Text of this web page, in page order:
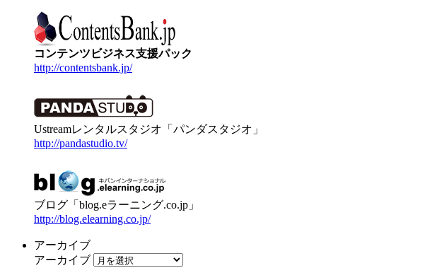
コンテンツビジネス支援パック
http://contentsbank.jp/
Ustreamレンタルスタジオ「パンダスタジオ」
http://pandastudio.tv/
ブログ「blog.eラーニング.co.jp」
http://blog.elearning.co.jp/
アーカイブ
アーカイブ